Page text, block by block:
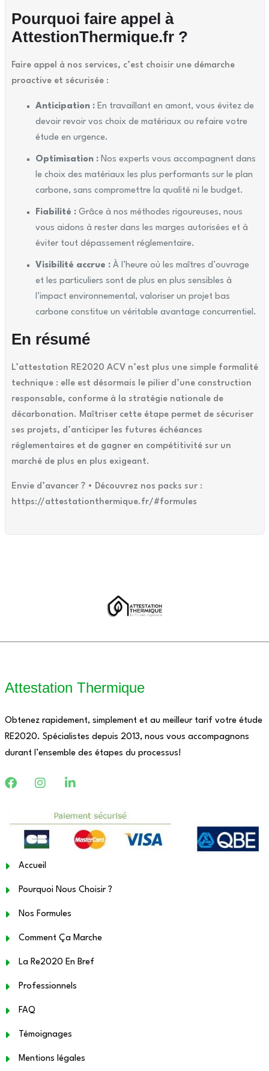
Pourquoi faire appel à
AttestionThermique.fr ?
Faire appel à nos services, c’est choisir une démarche
proactive et sécurisée :
Anticipation :En travaillant en amont, vous évitez de
devoir revoir vos choix de matériaux ou refaire votre
étude en urgence.
Optimisation :Nos experts vous accompagnent dans
le choix des matériaux les plus performants sur le plan
carbone, sans compromettre la qualité ni le budget.
Fiabilité :Grâce à nos méthodes rigoureuses, nous
vous aidons à rester dans les marges autorisées et à
éviter tout dépassement réglementaire.
Visibilité accrue :À l’heure où les maîtres d’ouvrage
et les particuliers sont de plus en plus sensibles à
l’impact environnemental, valoriser un projet bas
carbone constitue un véritable avantage concurrentiel.
En résumé
L’attestation RE2020 ACV n’est plus une simple formalité
technique : elle est désormais le pilier d’une construction
responsable, conforme à la stratégie nationale de
décarbonation. Maîtriser cette étape permet de sécuriser
ses projets, d’anticiper les futures échéances
réglementaires et de gagner en compétitivité sur un
marché de plus en plus exigeant.
Envie d’avancer ?• Découvrez nos packs sur :
https://attestationthermique.fr/#formules
Attestation Thermique
Obtenez rapidement, simplement et au meilleur tarif votre étude
RE2020. Spécialistes depuis 2013, nous vous accompagnons
durant l’ensemble des étapes du processus!
Accueil
Pourquoi Nous Choisir ?
Nos Formules
Comment Ça Marche
La Re2020 En Bref
Professionnels
FAQ
Témoignages
Mentions légales